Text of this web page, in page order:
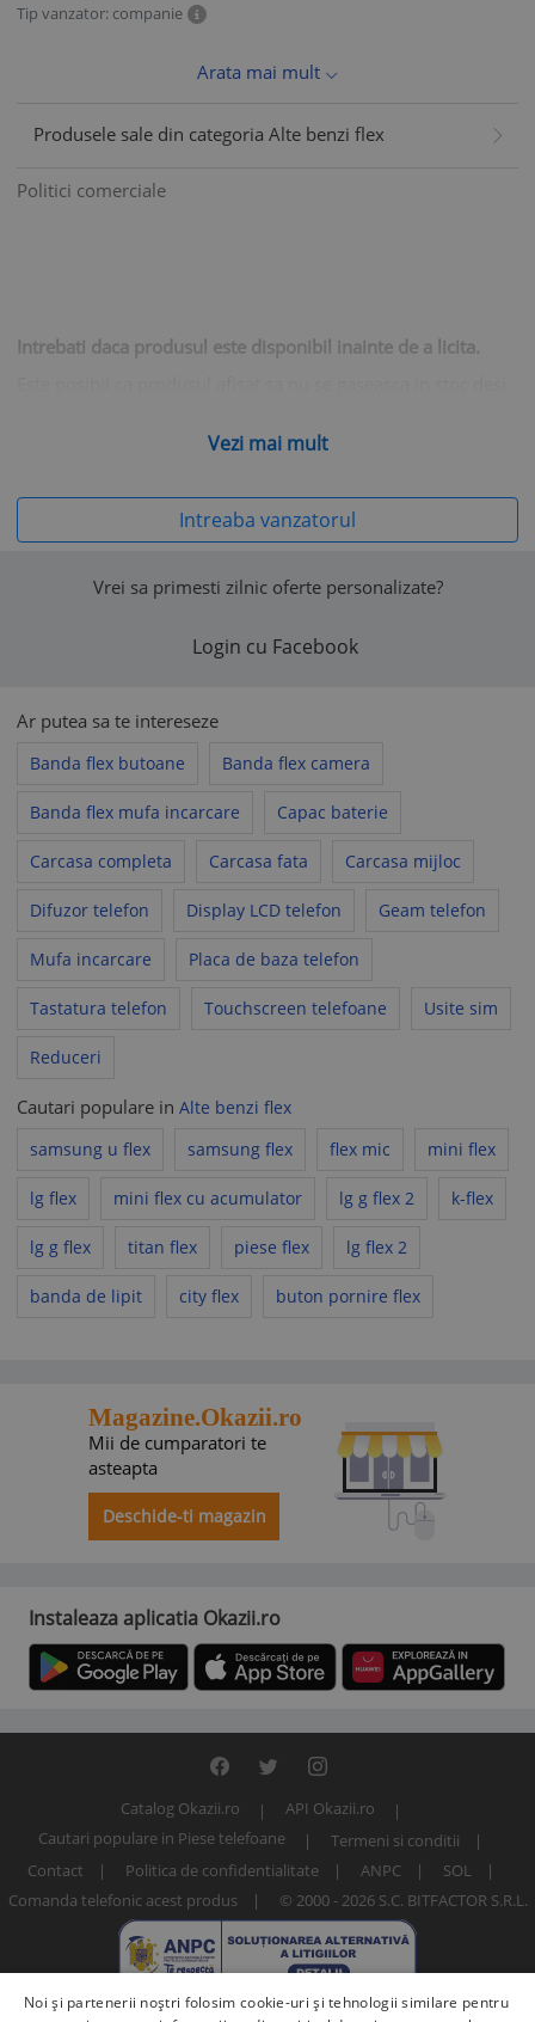
Tip vanzator: companie
Arata mai mult
Produsele sale din categoria Alte benzi flex
Politici comerciale
Intrebati daca produsul este disponibil inainte de a licita.
Nu facem schimburi si nu negociem 1-5bucati!
persoane fizice cat si juridice!
Dupa ce ati primit comanda,va rugam sa ne oferiti calificativ
utilizare al www.okazii.ro, nici legislației aplicabile.
încalcă legea sau Acordul de utilizare, acestea se consideră
sau prevederileAcordului de utilizare, după caz.
Vezi mai mult
Intreaba vanzatorul
Vrei sa primesti zilnic oferte personalizate?
Login cu Facebook
Ar putea sa te intereseze
Banda flex butoane Banda flex camera
Banda flex mufa incarcare Capac baterie
Carcasa completa Carcasa fata Carcasa mijloc
Difuzor telefon Display LCD telefon Geam telefon
Mufa incarcare Placa de baza telefon
Tastatura telefon Touchscreen telefoane Usite sim
Reduceri
Cautari populare in Alte benzi flex
samsung u flex
samsung flex flex mic mini flex
lg flex mini flex cu acumulator lg g flex 2 k-flex
lg g flex titan flex piese flex lg flex 2
banda de lipit city flex buton pornire flex
Magazine.Okazii.ro
Mii de cumparatori te
asteapta
Deschide-ti magazin
Instaleaza aplicatia Okazii.ro
Catalog Okazii.ro
API Okazii.ro
Cautari populare in Piese telefoane
Termeni si conditii
Contact
Politica de confidentialitate ANPC
SOL
Comanda telefonic acest produs
© 2000 - 2026 S.C. BITFACTOR S.R.L.
Noi și partenerii noștri folosim cookie-uri și tehnologii similare pentru